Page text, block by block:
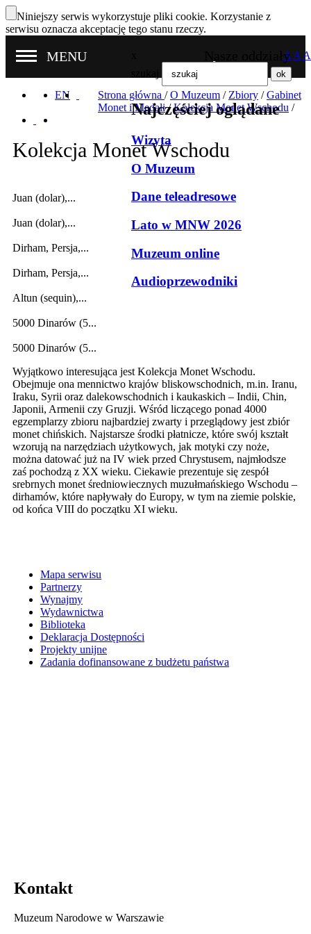
Niniejszy serwis wykorzystuje pliki cookie. Korzystanie z
serwisu oznacza akceptację tego stanu rzeczy.
Nasze oddziały
MENU
Najczęściej oglądane
Wizyta
O Muzeum
Dane teleadresowe
Lato w MNW 2026
Muzeum online
Audioprzewodniki
A A A
EN Strona główna / O Muzeum / Zbiory /Gabinet
Monet i Medali/Kolekcja Monet Wschodu /
Kolekcja Monet Wschodu
Juan (dolar),...
Juan (dolar),...
Dirham, Persja,...
Dirham, Persja,...
Altun (sequin),...
5000 Dinarów (5...
5000 Dinarów (5...
Wyjątkowo interesująca jest Kolekcja Monet Wschodu.
Obejmuje ona mennictwo krajów bliskowschodnich, m.in. Iranu,
Iraku, Syrii oraz dalekowschodnich i kaukaskich – Indii, Chin,
Japonii, Armenii czy Gruzji. Wśród liczącego ponad 4000
egzemplarzy zbioru najbardziej zwarty i przeglądowy jest zbiór
monet chińskich. Najstarsze środki płatnicze, które swój kształt
wzorują na narzędziach użytkowych, jak motyki czy noże,
można datować już na IV wiek przed Chrystusem, najmłodsze
zaś pochodzą z XX wieku. Ciekawie prezentuje się zespół
srebrnych monet średniowiecznych muzułmańskiego Wschodu –
dirhamów, które napływały do Europy, w tym na ziemie polskie,
od końca VIII do początku XI wieku.
Mapa serwisu
Partnerzy
Wynajmy
Wydawnictwa
Biblioteka
Deklaracja Dostępności
Projekty unijne
Zadania dofinansowane z budżetu państwa
Kontakt
Muzeum Narodowe w Warszawie